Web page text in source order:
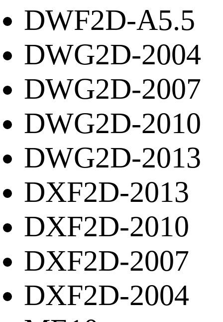
DWF2D-A5.5
DWG2D-2004
DWG2D-2007
DWG2D-2010
DWG2D-2013
DXF2D-2013
DXF2D-2010
DXF2D-2007
DXF2D-2004